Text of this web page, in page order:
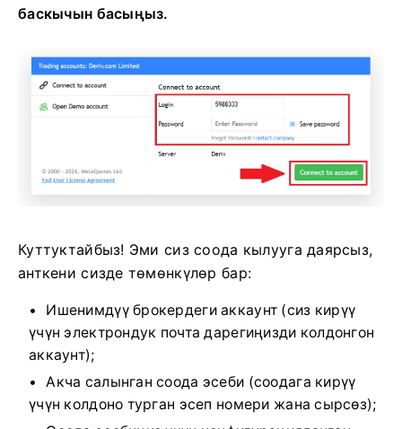
баскычын басыңыз.
Куттуктайбыз! Эми сиз соода кылууга даярсыз,
анткени сизде төмөнкүлөр бар:
Ишенимдүү брокердеги аккаунт (сиз кирүү
үчүн электрондук почта дарегиңизди колдонгон
аккаунт);
Акча салынган соода эсеби (соодага кирүү
үчүн колдоно турган эсеп номери жана сырсөз);